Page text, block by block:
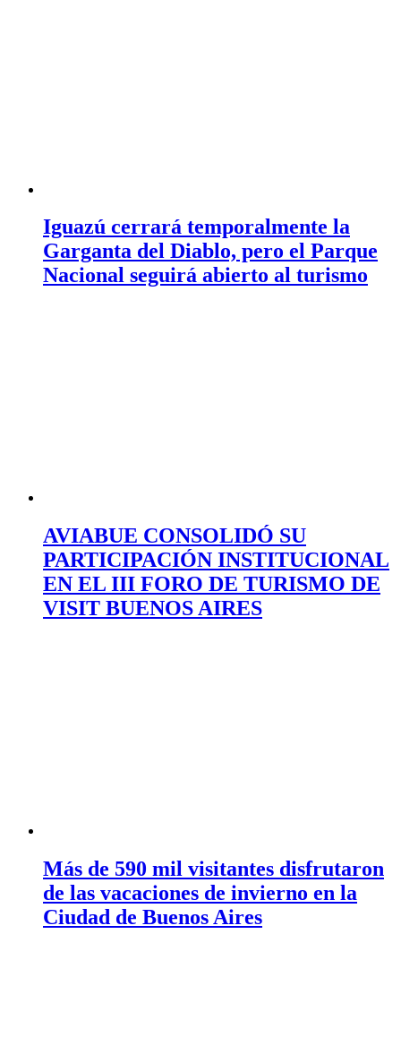
Iguazú cerrará temporalmente la
Garganta del Diablo, pero el Parque
Nacional seguirá abierto al turismo
AVIABUE CONSOLIDÓ SU
PARTICIPACIÓN INSTITUCIONAL
EN EL III FORO DE TURISMO DE
VISIT BUENOS AIRES
Más de 590 mil visitantes disfrutaron
de las vacaciones de invierno en la
Ciudad de Buenos Aires